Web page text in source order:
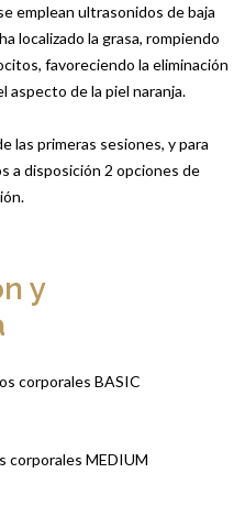
emplean ultrasonidos de baja
localizado la grasa, rompiendo
favoreciendo la eliminación
aspecto de la piel naranja.
las primeras sesiones, y para
a disposición 2 opciones de
y